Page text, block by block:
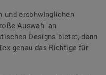
und erschwinglichen
Auswahl an
Designs bietet, dann
genau das Richtige für